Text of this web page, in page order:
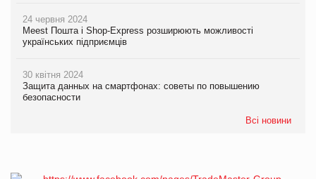
24 червня 2024
Meest Пошта і Shop-Express розширюють можливості
українських підприємців
30 квітня 2024
Защита данных на смартфонах: советы по повышению
безопасности
Всі новини